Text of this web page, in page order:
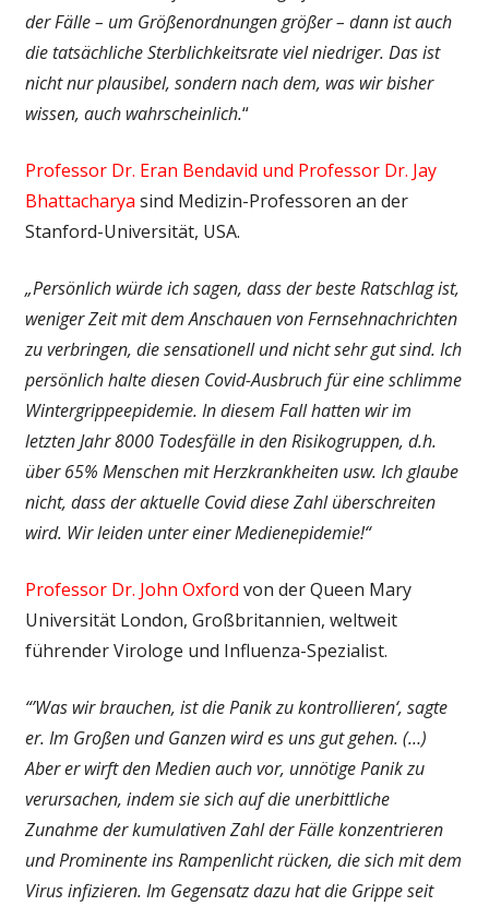
der Fälle – um Größenordnungen größer – dann ist auch
die tatsächliche Sterblichkeitsrate viel niedriger. Das ist
nicht nur plausibel, sondern nach dem, was wir bisher
wissen, auch wahrscheinlich.“
Professor Dr. Eran Bendavid und Professor Dr. Jay
Bhattacharya sind Medizin-Professoren an der
Stanford-Universität, USA.
„Persönlich würde ich sagen, dass der beste Ratschlag ist,
weniger Zeit mit dem Anschauen von Fernsehnachrichten
zu verbringen, die sensationell und nicht sehr gut sind. Ich
persönlich halte diesen Covid-Ausbruch für eine schlimme
Winter­grippe­epidemie. In diesem Fall hatten wir im
letzten Jahr 8000 Todesfälle in den Risikogruppen, d.h.
über 65% Menschen mit Herzkrankheiten usw. Ich glaube
nicht, dass der aktuelle Covid diese Zahl überschreiten
wird. Wir leiden unter einer Medienepidemie!“
Professor Dr. John Oxford von der Queen Mary
Universität London, Großbritannien, weltweit
führender Virologe und Influenza-Spezialist.
“’Was wir brauchen, ist die Panik zu kontrollieren‘, sagte
er. Im Großen und Ganzen wird es uns gut gehen. (…)
Aber er wirft den Medien auch vor, unnötige Panik zu
verursachen, indem sie sich auf die unerbittliche
Zunahme der kumulativen Zahl der Fälle konzentrieren
und Prominente ins Rampenlicht rücken, die sich mit dem
Virus infizieren. Im Gegensatz dazu hat die Grippe seit